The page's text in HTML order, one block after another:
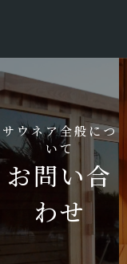
サウネア全般につ
いて
お問い合
わせ